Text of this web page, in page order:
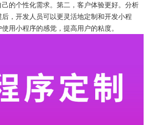
的个性化需求。第二，客户体验更好。分析
，开发人员可以更灵活地定制和开发小程
用小程序的感觉，提高用户的粘度。